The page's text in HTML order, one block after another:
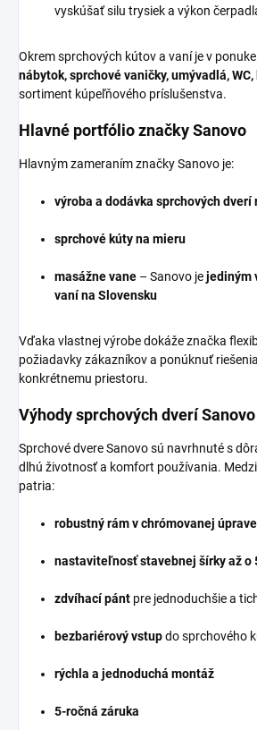
vyskúšať silu trysiek a výkon
Okrem sprchových kútov a vaní je v
nábytok, sprchové vaničky, umývadlá,
sortiment kúpeľňového príslušenstva.
Hlavné portfólio značky Sanovo
Hlavným zameraním značky Sanovo je:
výroba a dodávka sprchových dverí
sprchové kúty na mieru
masážne vane – Sanovo jejediným
vaní na Slovensku
Vďaka vlastnej výrobe dokáže značka
požiadavky zákazníkov a ponúknuť
konkrétnemu priestoru.
Výhody sprchových dverí Sanovo
Sprchové dvere Sanovo sú navrhnuté s
dlhú životnosť a komfort používania.
patria:
robustný rám v chrómovanej úprave
nastaviteľnosť stavebnej šírky až o
zdvíhací pánt pre jednoduchšie a
bezbariérový vstupdo sprchového
rýchla a jednoduchá montáž
5-ročná záruka